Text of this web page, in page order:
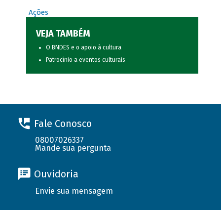
Ações
VEJA TAMBÉM
O BNDES e o apoio à cultura
Patrocínio a eventos culturais
Fale Conosco
08007026337
Mande sua pergunta
Ouvidoria
Envie sua mensagem